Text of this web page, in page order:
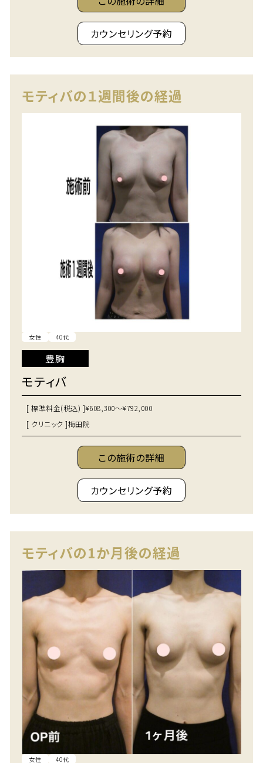
カウンセリング予約
モティバの１週間後の経過
女性 40代
豊胸
モティバ
[ 標準料金(税込) ]¥608,300～¥792,000
[ クリニック ]梅田院
この施術の詳細
カウンセリング予約
モティバの1か月後の経過
女性 40代